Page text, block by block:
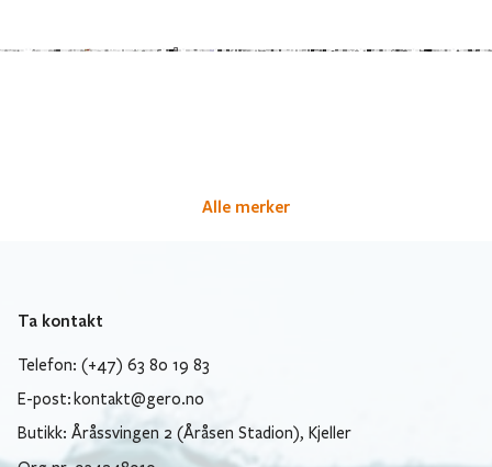
Alle merker
Ta kontakt
Telefon: (+47) 63 80 19 83
E-post: kontakt@gero.no
Butikk: Åråssvingen 2 (Åråsen Stadion), Kjeller